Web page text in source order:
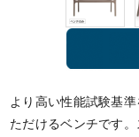
より高い性能試験基
ただけるベンチです。